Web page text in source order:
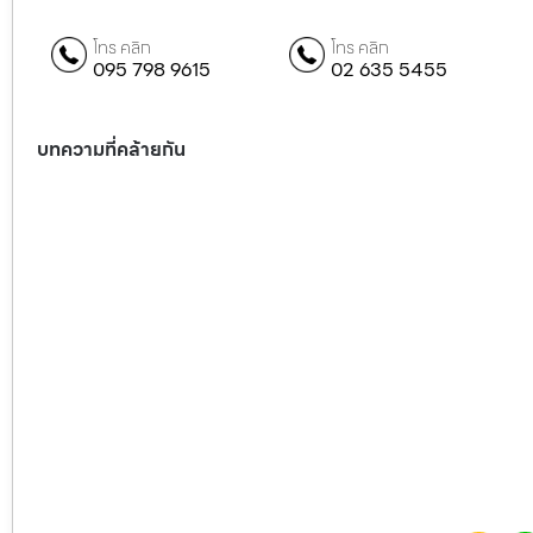
โทร คลิก
095 798 9615
โทร คลิก
02 635 5455
บทความที่คล้ายกัน